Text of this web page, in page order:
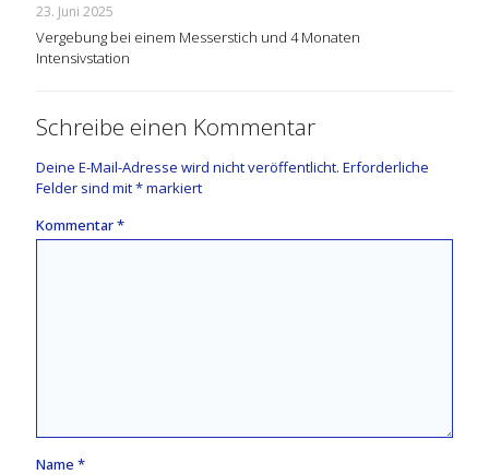
23. Juni 2025
Vergebung bei einem Messerstich und 4 Monaten
Intensivstation
Schreibe einen Kommentar
Deine E-Mail-Adresse wird nicht veröffentlicht. Erforderliche
Felder sind mit*markiert
Kommentar*
Name *